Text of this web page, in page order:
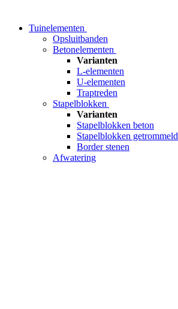
Tuinelementen
Opsluitbanden
Betonelementen
Varianten
L-elementen
U-elementen
Traptreden
Stapelblokken
Varianten
Stapelblokken beton
Stapelblokken getrommeld
Border stenen
Afwatering